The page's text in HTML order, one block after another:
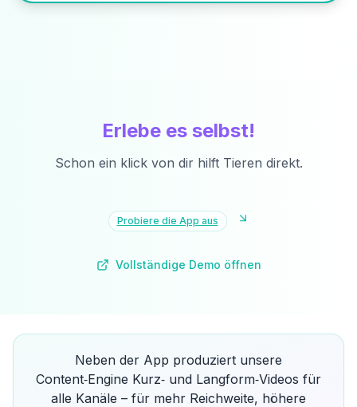
Erlebe es selbst!
Schon ein klick von dir hilft Tieren direkt.
Probiere die App aus
Vollständige Demo öffnen
Neben der App produziert unsere
Content‑Engine Kurz‑ und Langform‑Videos für
alle Kanäle – für mehr Reichweite, höhere